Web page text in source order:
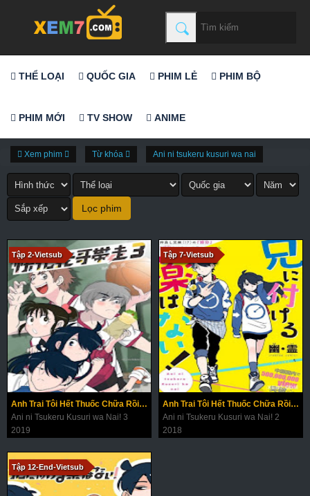
THỂ LOẠI QUỐC GIA PHIM LẺ PHIM BỘ
PHIM MỚI TV SHOW ANIME
Xem phim Từ khóa Ani ni tsukeru kusuri wa nai
Tập 2-Vietsub
Anh Trai Tôi Hết Thuốc Chữa Rồi (Phần 3)
Ani ni Tsukeru Kusuri wa Nai! 3
2019
Tập 7-Vietsub
Anh Trai Tôi Hết Thuốc Chữa Rồi (Phần 2)
Ani ni Tsukeru Kusuri wa Nai! 2
2018
Tập 12-End-Vietsub